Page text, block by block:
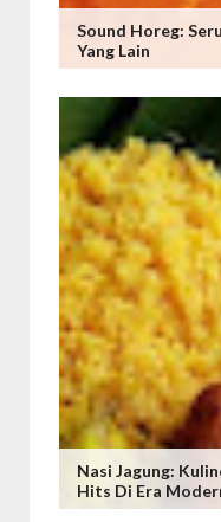
Sound Horeg:
Yang Lain
Nasi Jagung:
Hits Di Era